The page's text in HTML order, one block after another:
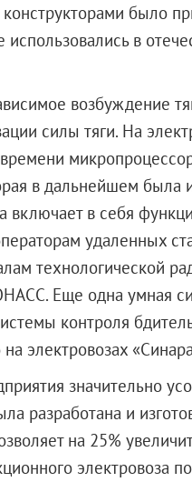
было
в
возбуждение
силы тяги. На
в дальнейшем была
включает в себя
удаленных
технологической
Еще одна умная
контроля
электровозах
значительно
разработана и
на 25%
электровоза